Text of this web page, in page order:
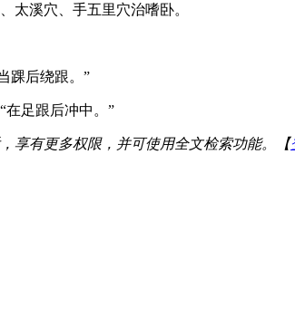
太溪穴、手五里穴治嗜卧。
踝后绕跟。”
在足跟后冲中。”
享有更多权限，并可使用全文检索功能。【